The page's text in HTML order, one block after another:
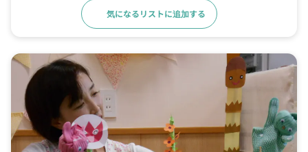
気になるリストに追加する